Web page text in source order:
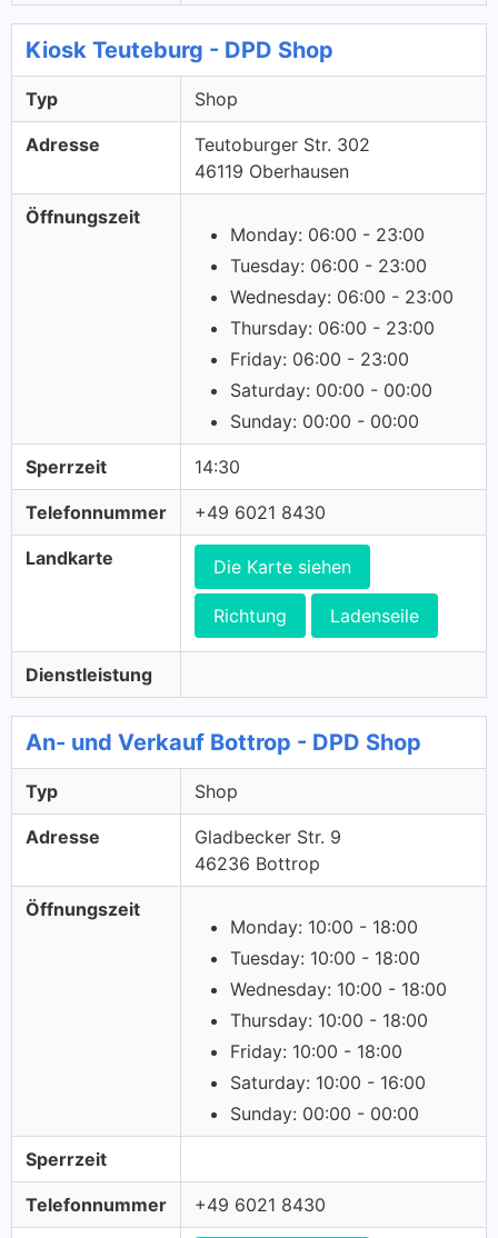
Kiosk Teuteburg - DPD Shop
Typ Shop
Adresse
Teutoburger Str. 302
46119 Oberhausen
Öffnungszeit
Monday: 06:00 - 23:00
Tuesday: 06:00 - 23:00
Wednesday: 06:00 - 23:00
Thursday: 06:00 - 23:00
Friday: 06:00 - 23:00
Saturday: 00:00 - 00:00
Sunday: 00:00 - 00:00
Sperrzeit 14:30
Telefonnummer +49 6021 8430
Landkarte Die Karte siehen
Richtung Ladenseile
Dienstleistung
An- und Verkauf Bottrop - DPD Shop
Typ Shop
Adresse
Gladbecker Str. 9
46236 Bottrop
Öffnungszeit
Monday: 10:00 - 18:00
Tuesday: 10:00 - 18:00
Wednesday: 10:00 - 18:00
Thursday: 10:00 - 18:00
Friday: 10:00 - 18:00
Saturday: 10:00 - 16:00
Sunday: 00:00 - 00:00
Sperrzeit
Telefonnummer +49 6021 8430